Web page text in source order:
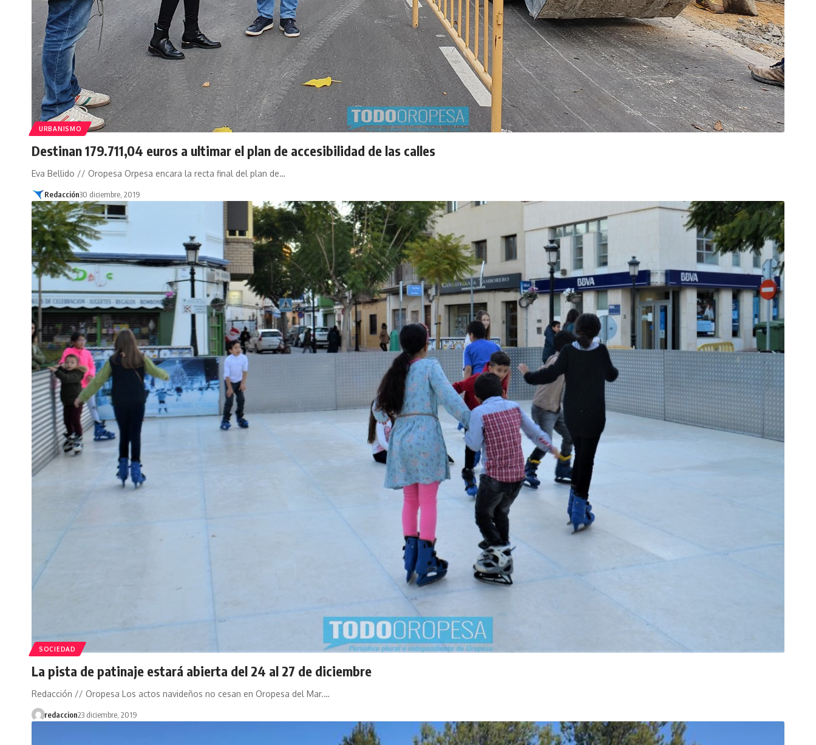
URBANISMO
Destinan 179.711,04 euros a ultimar el plan de accesibilidad de las calles
Eva Bellido // Oropesa Orpesa encara la recta final del plan de…
Redacción30 diciembre, 2019
SOCIEDAD
La pista de patinaje estará abierta del 24 al 27 de diciembre
Redacción // Oropesa Los actos navideños no cesan en Oropesa del Mar.…
redaccion23 diciembre, 2019